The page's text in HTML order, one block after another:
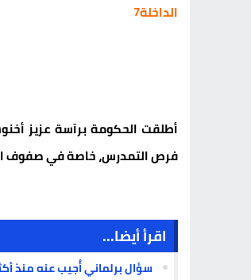
الداخلة7
أطلقت الحكومة برآسة عزيز
فرص التمدرس، خاصة في صفوف
اقرأ أيضا...
سؤال برلماني أُجيب عنه منذ أكثر من 3 سنوات.. هل كانت توسعة مطار الداخلة معروفة